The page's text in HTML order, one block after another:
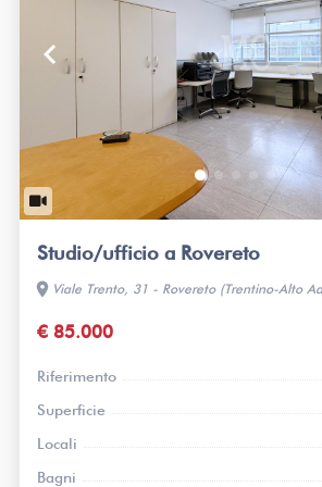
keyboard_arrow_left
Studio/ufficio a Rovereto
location_on Viale Trento, 31 - Rovereto (Trentino-Alto
€ 85.000
Riferimento
Superficie
Locali
Bagni